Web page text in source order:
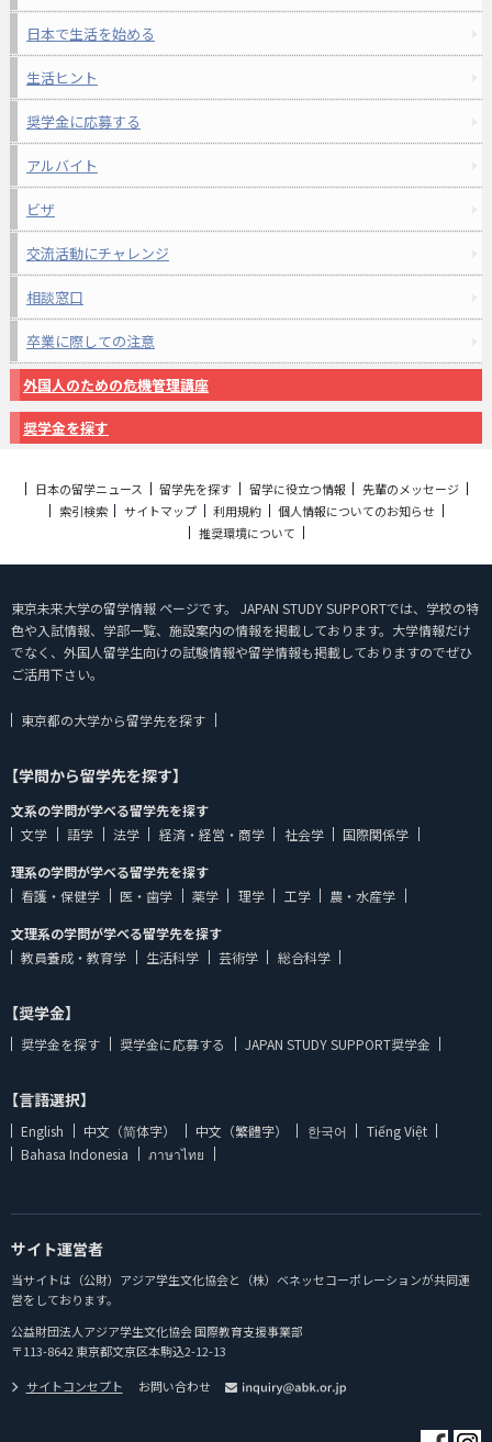
日本で生活を始める
生活ヒント
奨学金に応募する
アルバイト
ビザ
交流活動にチャレンジ
相談窓口
卒業に際しての注意
外国人のための危機管理講座
奨学金を探す
日本の留学ニュース 留学先を探す 留学に役立つ情報
先輩のメッセージ
索引検索
サイトマップ 利用規約
個人情報についてのお知らせ
推奨環境について
東京未来大学の留学情報 ページです。 JAPAN STUDY SUPPORTでは、学校の特
色や入試情報、学部一覧、施設案内の情報を掲載しております。大学情報だけ
でなく、外国人留学生向けの試験情報や留学情報も掲載しておりますのでぜひ
ご活用下さい。
東京都の大学から留学先を探す
【学問から留学先を探す】
文系の学問が学べる留学先を探す
文学
語学 法学 経済・経営・商学 社会学
国際関係学
理系の学問が学べる留学先を探す
看護・保健学
医・歯学 薬学 理学 工学
農・水産学
文理系の学問が学べる留学先を探す
教員養成・教育学
生活科学 芸術学 総合科学
【奨学金】
奨学金を探す 奨学金に応募する JAPAN STUDY SUPPORT奨学金
【言語選択】
English 中文（简体字） 中文（繁體字） 한국어
Tiếng Việt
Bahasa Indonesia
ภาษาไทย
サイト運営者
当サイトは（公財）アジア学生文化協会と（株）ベネッセコーポレーションが共同運
営をしております。
公益財団法人アジア学生文化協会 国際教育支援事業部
〒113-8642 東京都文京区本駒込2-12-13
サイトコンセプト
お問い合わせ